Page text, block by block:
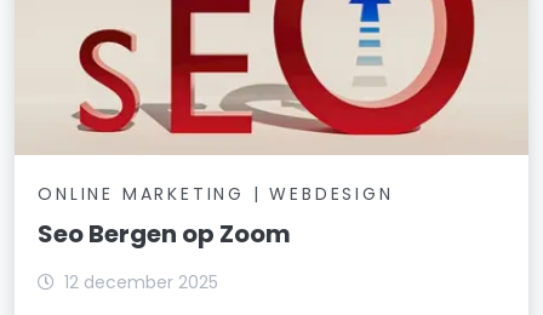
ONLINE MARKETING | WEBDESIGN
Seo Bergen op Zoom
12 december 2025